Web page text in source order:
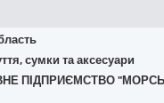
сумки та аксесуари
ПІДПРИЄМСТВО